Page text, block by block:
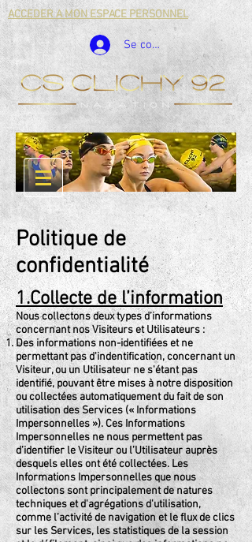
ACCEDER A MON ESPACE PERSONNEL
Se connecter
Politique de
confidentialité
1.Collecte de l’information
Nous collectons deux types d’informations
concernant nos Visiteurs et Utilisateurs :
Des informations non-identifiées et ne
permettant pas d'indentification, concernant un
Visiteur, ou un Utilisateur ne s'étant pas
identifié, pouvant être mises à notre disposition
ou collectées automatiquement du fait de son
utilisation des Services (« Informations
Impersonnelles »). Ces Informations
Impersonnelles ne nous permettent pas
d’identifier le Visiteur ou l’Utilisateur auprès
desquels elles ont été collectées. Les
Informations Impersonnelles que nous
collectons sont principalement de natures
techniques et d'agrégations d'utilisation,
comme l’activité de navigation et le flux de clics
sur les Services, les statistiques de la session